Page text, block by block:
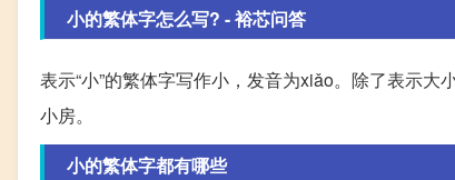
小的繁体字怎么写? - 裕芯问答
表示“小”的繁体字写作小，发音为xiǎo。除了表示
小房。
小的繁体字都有哪些